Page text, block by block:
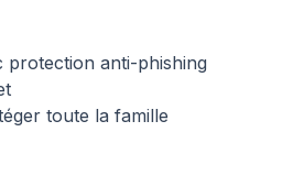
protection anti-phishing
toute la famille